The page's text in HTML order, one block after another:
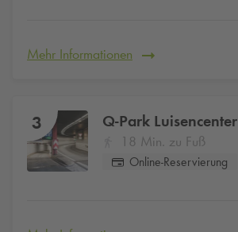
Mehr Informationen
3 Q-Park Luisencenter
18 Min. zu Fuß
Online-Reservierung